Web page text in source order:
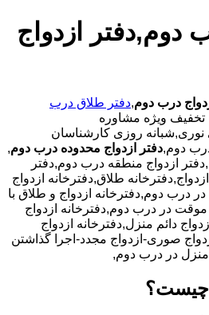
دوم,دفتر ازدواج
درب دوم,دفتر طلاق درب
تخفیف ویژه مشاوره
آقای نوری,شبانه روزی کارشناسان
دوم,دفتر ازدواج محدوده درب دوم,
,دفتر ازدواج منطقه درب دوم,دفتر
طلاق,دفترخانه ازدواج
درب دوم,دفترخانه ازدواج و طلاق با
موقت در درب دوم,دفترخانه ازدواج
دائم منزل,دفترخانه ازدواج
صوری-ازدواج مجدد-اجرا گذاشتن
منزل در درب دوم,
چیست؟